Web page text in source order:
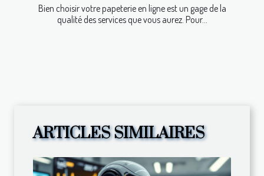
Bien choisir votre papeterie en ligne est un gage de la
qualité des services que vous aurez. Pour...
ARTICLES SIMILAIRES